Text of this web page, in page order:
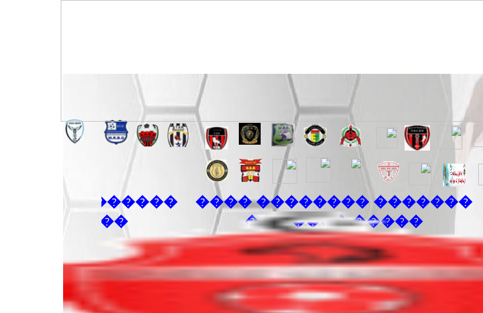
������� �������� ����
����� ���� ���
�������� ����
���� ���